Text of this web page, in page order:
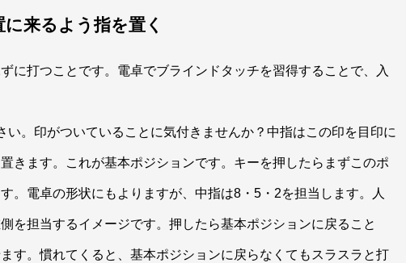
来るよう指を置く
に打つことです。電卓でブラインドタッチを習得することで、入
い。印がついていることに気付きませんか？中指はこの印を目印に
きます。これが基本ポジションです。キーを押したらまずこのポ
。電卓の形状にもよりますが、中指は8・5・2を担当します。人
を担当するイメージです。押したら基本ポジションに戻ること
す。慣れてくると、基本ポジションに戻らなくてもスラスラと打